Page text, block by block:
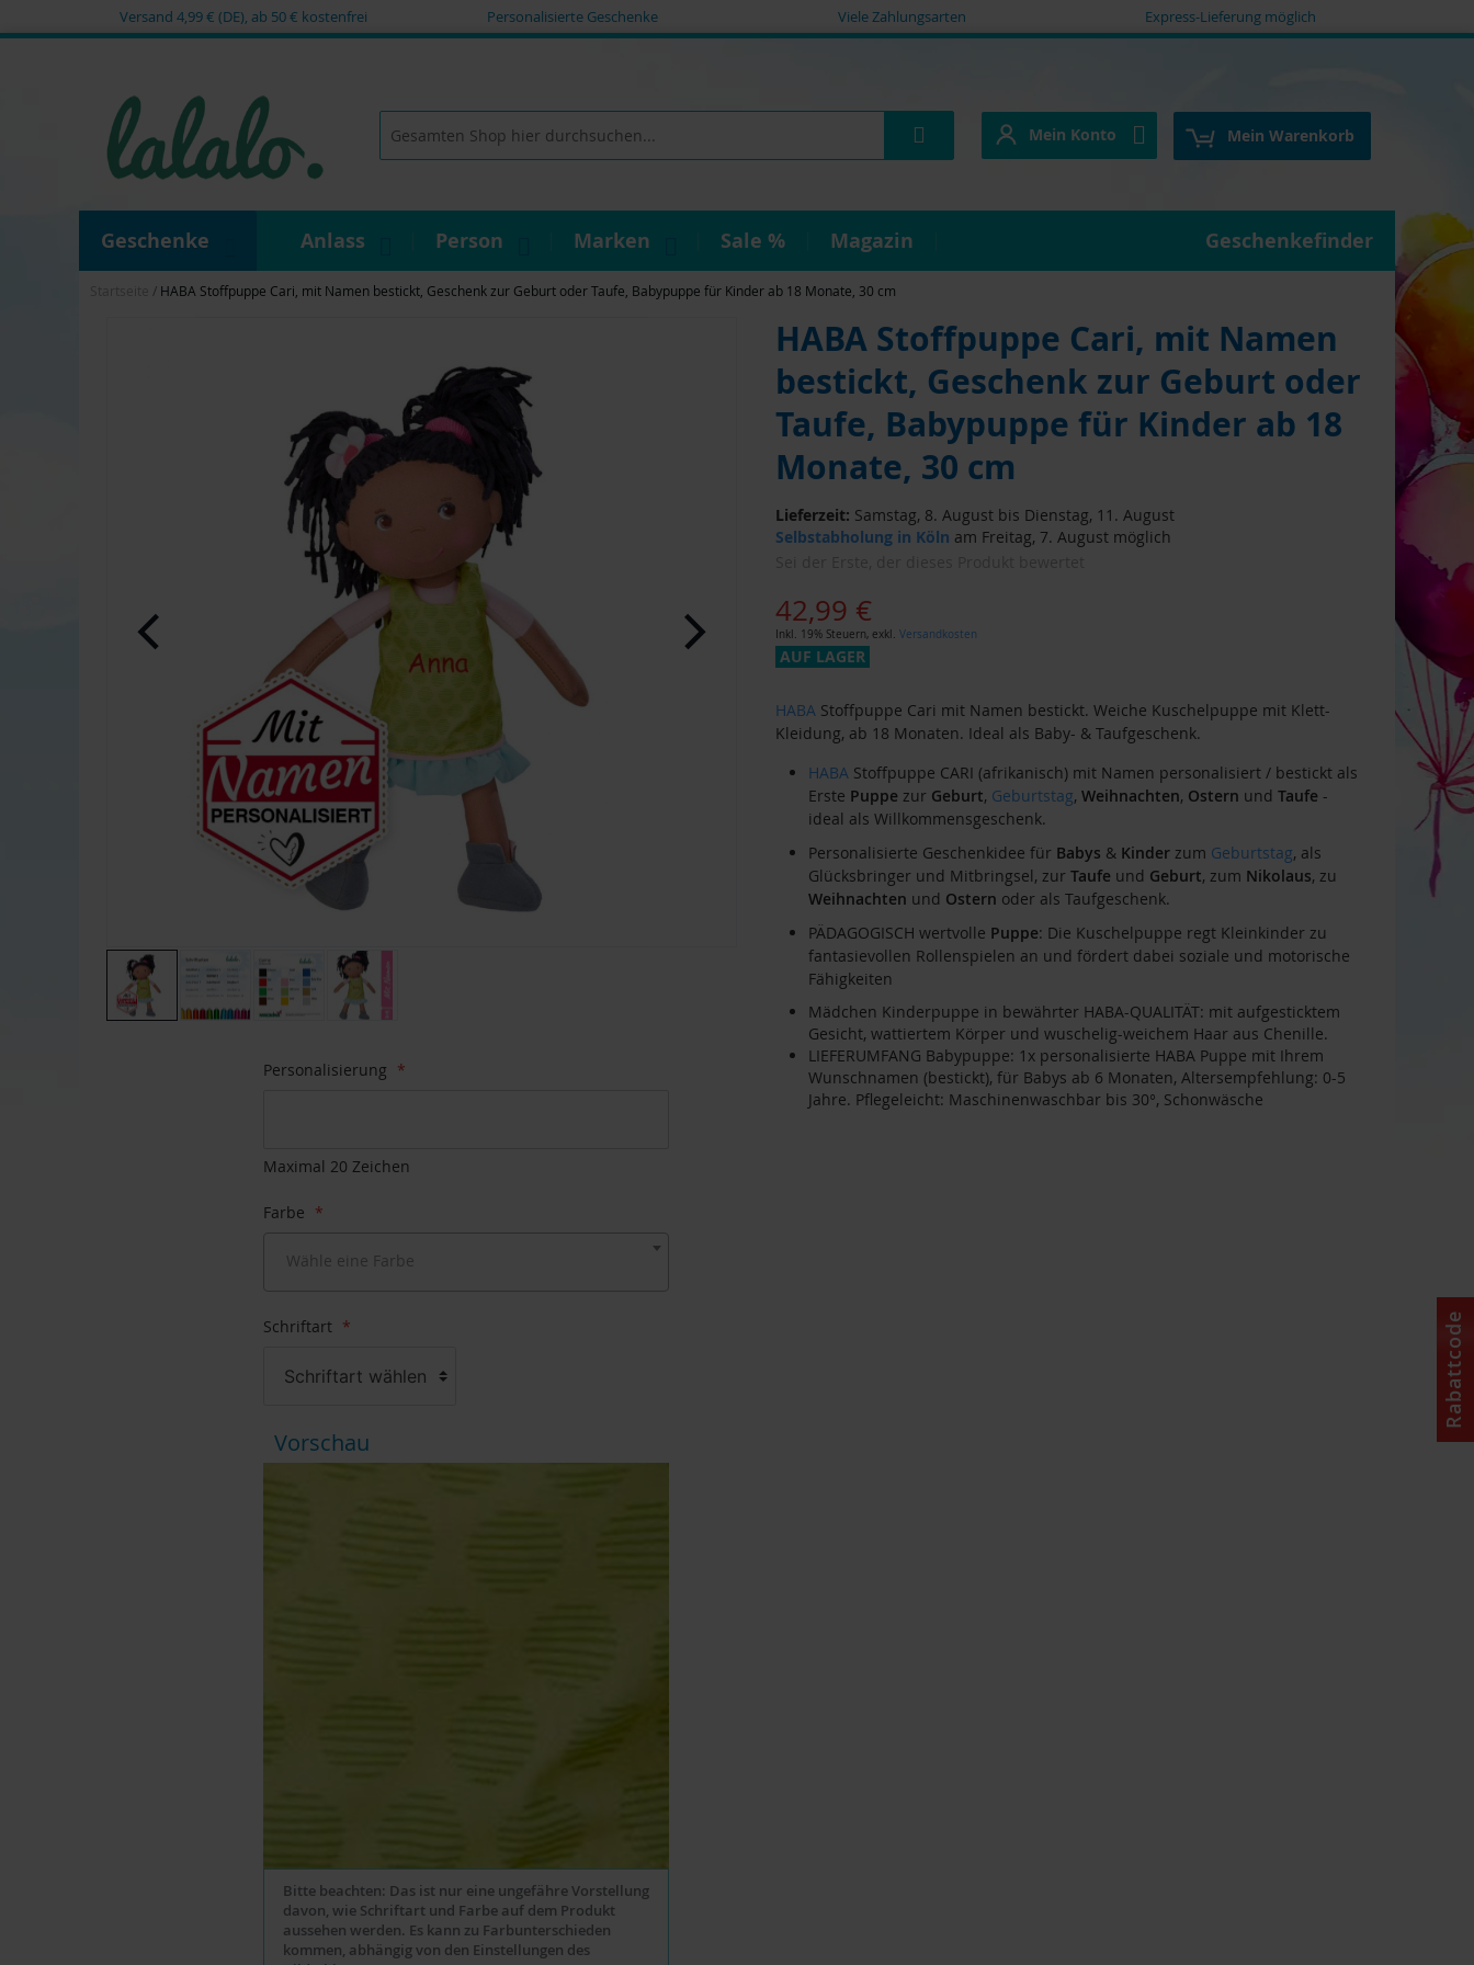
Versand 4,99 € (DE), ab 50 € kostenfrei Personalisierte Geschenke Viele Zahlungsarten Express-Lieferung möglich
springen
Mein Warenkorb
Mein Konto
Mein Konto
Geschenke Anlass Person Marken Sale % Magazin Geschenkefinder
HABA Stoffpuppe Cari, mit Namen bestickt, Geschenk zur Geburt oder Taufe, Babypuppe für Kinder ab 18 Monate, 30 cm
HABA Stoffpuppe Cari, mit Namen
bestickt, Geschenk zur Geburt oder
Taufe, Babypuppe für Kinder ab 18
Monate, 30 cm
Lieferzeit: Samstag, 8. August bis Dienstag, 11. August
Selbstabholung in Köln am Freitag, 7. August möglich
42,99 €
Inkl. 19% Steuern, exkl. Versandkosten
AUF LAGER
HABAStoffpuppe Cari mit Namen bestickt. Weiche Kuschelpuppe mit Klett-
Kleidung, ab 18 Monaten. Ideal als Baby- & Taufgeschenk.
HABAStoffpuppe CARI (afrikanisch) mit Namen personalisiert / bestickt als
Erste Puppe zur Geburt, Geburtstag, Weihnachten, Ostern und Taufe -
ideal als Willkommensgeschenk.
Personalisierte Geschenkidee für Babys & Kinderzum Geburtstag, als
Glücksbringer und Mitbringsel, zur Taufe und Geburt, zum Nikolaus, zu
Weihnachten und Ostern oder als Taufgeschenk.
PÄDAGOGISCH wertvolle Puppe: Die Kuschelpuppe regt Kleinkinder zu
fantasievollen Rollenspielen an und fördert dabei soziale und motorische
Fähigkeiten
Mädchen Kinderpuppe in bewährter HABA-QUALITÄT: mit aufgesticktem
Gesicht, wattiertem Körper und wuschelig-weichem Haar aus Chenille.
LIEFERUMFANG Babypuppe: 1x personalisierte HABA Puppe mit Ihrem
Wunschnamen (bestickt), für Babys ab 6 Monaten, Altersempfehlung: 0-5
Jahre. Pflegeleicht: Maschinenwaschbar bis 30°, Schonwäsche
Personalisierung
Maximal 20 Zeichen
Farbe
Wähle eine Farbe
Schriftart
Schriftart wählen
Vorschau
Bitte beachten: Das ist nur eine ungefähre Vorstellung
davon, wie Schriftart und Farbe auf dem Produkt
aussehen werden. Es kann zu Farbunterschieden
kommen, abhängig von den Einstellungen des
Rabattcode